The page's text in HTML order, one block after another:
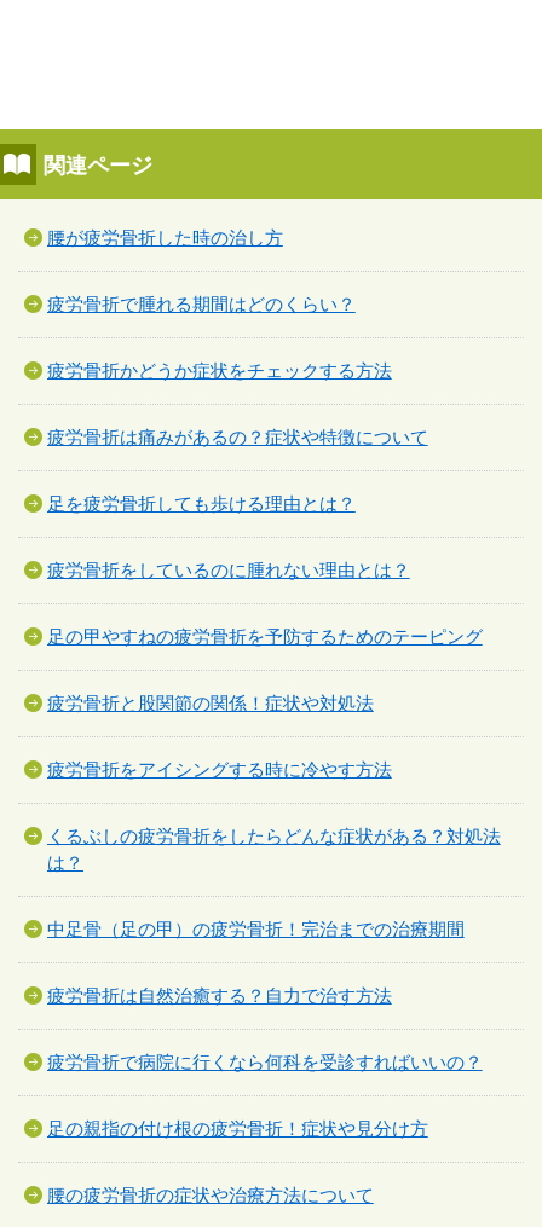
関連ページ
腰が疲労骨折した時の治し方
疲労骨折で腫れる期間はどのくらい？
疲労骨折かどうか症状をチェックする方法
疲労骨折は痛みがあるの？症状や特徴について
足を疲労骨折しても歩ける理由とは？
疲労骨折をしているのに腫れない理由とは？
足の甲やすねの疲労骨折を予防するためのテーピング
疲労骨折と股関節の関係！症状や対処法
疲労骨折をアイシングする時に冷やす方法
くるぶしの疲労骨折をしたらどんな症状がある？対処法
は？
中足骨（足の甲）の疲労骨折！完治までの治療期間
疲労骨折は自然治癒する？自力で治す方法
疲労骨折で病院に行くなら何科を受診すればいいの？
足の親指の付け根の疲労骨折！症状や見分け方
腰の疲労骨折の症状や治療方法について